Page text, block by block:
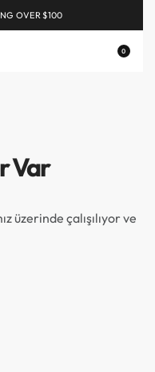
OVER $100
0
Var
üzerinde çalışılıyor ve